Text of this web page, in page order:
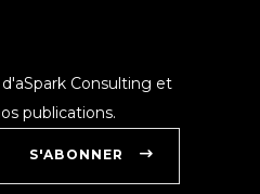
Consulting et
publications.
S'ABONNER